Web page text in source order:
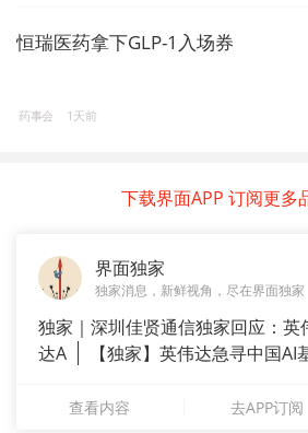
恒瑞医药拿下GLP-1入场券
药事会 1天前
下载界面APP 订阅更多
界面独家
独家消息，新鲜视角，尽在界面独家
独家｜深圳佳贤通信独家回应：英
达A
【独家】英伟达急寻中国AI
查看内容 去APP订阅